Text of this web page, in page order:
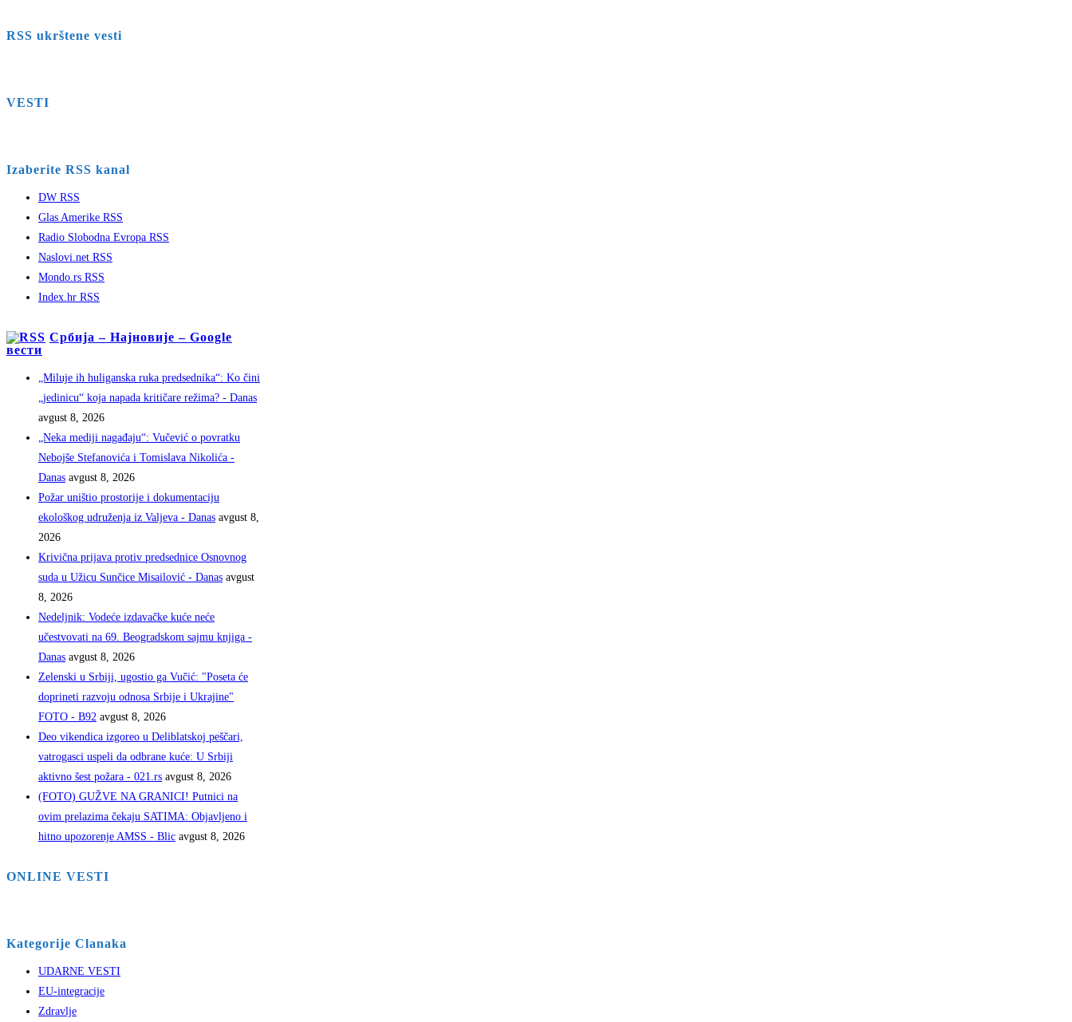
RSS ukrštene vesti
VESTI
Izaberite RSS kanal
DW RSS
Glas Amerike RSS
Radio Slobodna Evropa RSS
Naslovi.net RSS
Mondo.rs RSS
Index.hr RSS
Србија – Најновије – Google
вести
„Miluje ih huliganska ruka predsednika“: Ko čini
„jedinicu“ koja napada kritičare režima? - Danas
avgust 8, 2026
„Neka mediji nagađaju“: Vučević o povratku
Nebojše Stefanovića i Tomislava Nikolića -
Danas avgust 8, 2026
Požar uništio prostorije i dokumentaciju
ekološkog udruženja iz Valjeva - Danas avgust 8,
2026
Krivična prijava protiv predsednice Osnovnog
suda u Užicu Sunčice Misailović - Danas avgust
8, 2026
Nedeljnik: Vodeće izdavačke kuće neće
učestvovati na 69. Beogradskom sajmu knjiga -
Danas avgust 8, 2026
Zelenski u Srbiji, ugostio ga Vučić: "Poseta će
doprineti razvoju odnosa Srbije i Ukrajine"
FOTO - B92 avgust 8, 2026
Deo vikendica izgoreo u Deliblatskoj peščari,
vatrogasci uspeli da odbrane kuće: U Srbiji
aktivno šest požara - 021.rs avgust 8, 2026
(FOTO) GUŽVE NA GRANICI! Putnici na
ovim prelazima čekaju SATIMA: Objavljeno i
hitno upozorenje AMSS - Blic avgust 8, 2026
ONLINE VESTI
Kategorije Clanaka
UDARNE VESTI
EU-integracije
Zdravlje